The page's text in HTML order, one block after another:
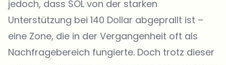
jedoch, dass SOL von der starken
Unterstützung bei 140 Dollar abgeprallt ist –
eine Zone, die in der Vergangenheit oft als
Nachfragebereich fungierte. Doch trotz dieser